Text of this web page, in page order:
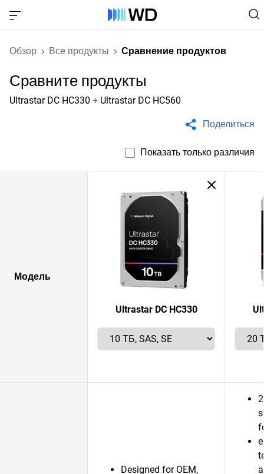
Обзор Все продукты Сравнение продуктов
Сравните продукты
Ultrastar DC HC330 + Ultrastar DC HC560
Поделиться
Показать только различия
Модель
Ultrastar DC HC330
Designed for OEM,